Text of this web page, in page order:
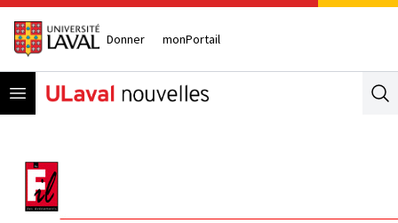
Donner monPortail
Open menu